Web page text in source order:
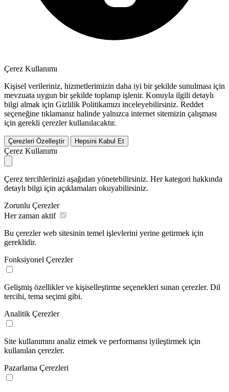
Çerez Kullanımı
Kişisel verileriniz, hizmetlerimizin daha iyi bir şekilde sunulması için
mevzuata uygun bir şekilde toplanıp işlenir. Konuyla ilgili detaylı
bilgi almak için Gizlilik Politikamızı inceleyebilirsiniz. Reddet
seçeneğine tıklamanız halinde yalnızca internet sitemizin çalışması
için gerekli çerezler kullanılacaktır.
Çerezleri Özelleştir Hepsini Kabul Et
Çerez Kullanımı
Çerez tercihlerinizi aşağıdan yönetebilirsiniz. Her kategori hakkında
detaylı bilgi için açıklamaları okuyabilirsiniz.
Zorunlu Çerezler
Her zaman aktif
Bu çerezler web sitesinin temel işlevlerini yerine getirmek için
gereklidir.
Fonksiyonel Çerezler
Gelişmiş özellikler ve kişiselleştirme seçenekleri sunan çerezler. Dil
tercihi, tema seçimi gibi.
Analitik Çerezler
Site kullanımını analiz etmek ve performansı iyileştirmek için
kullanılan çerezler.
Pazarlama Çerezleri